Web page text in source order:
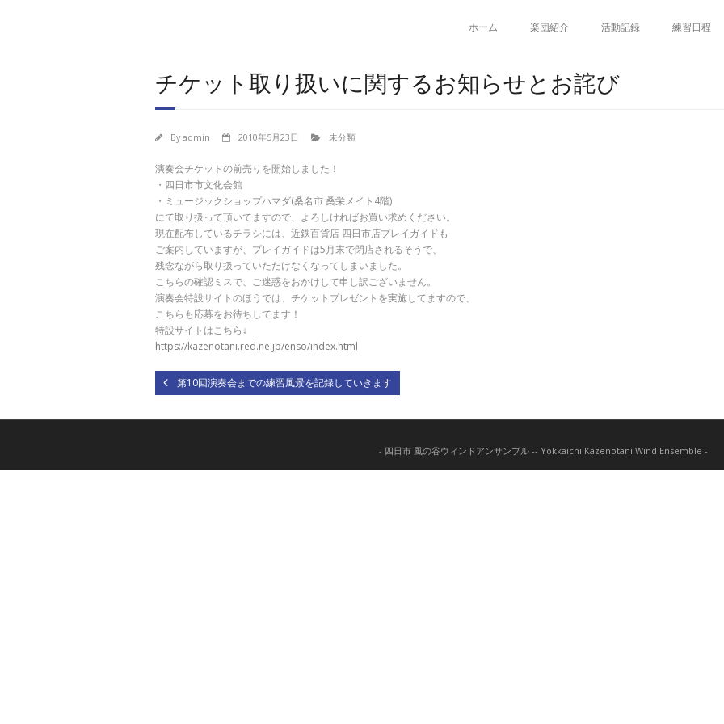
ホーム 楽団紹介 活動記録 練習日程
チケット取り扱いに関するお知らせとお詫び
Byadmin 2010年5月23日 未分類
演奏会チケットの前売りを開始しました！
・四日市市文化会館
・ミュージックショップハマダ(桑名市 桑栄メイト4階)
にて取り扱って頂いてますので、よろしければお買い求めください。
現在配布しているチラシには、近鉄百貨店 四日市店プレイガイドも
ご案内していますが、プレイガイドは5月末で閉店されるそうで、
残念ながら取り扱っていただけなくなってしまいました。
こちらの確認ミスで、ご迷惑をおかけして申し訳ございません。
演奏会特設サイトのほうでは、チケットプレゼントを実施してますので、
こちらも応募をお待ちしてます！
特設サイトはこちら↓
https://kazenotani.red.ne.jp/enso/index.html
第10回演奏会までの練習風景を記録していきます
- 四日市 風の谷ウィンドアンサンブル -- Yokkaichi Kazenotani Wind Ensemble -